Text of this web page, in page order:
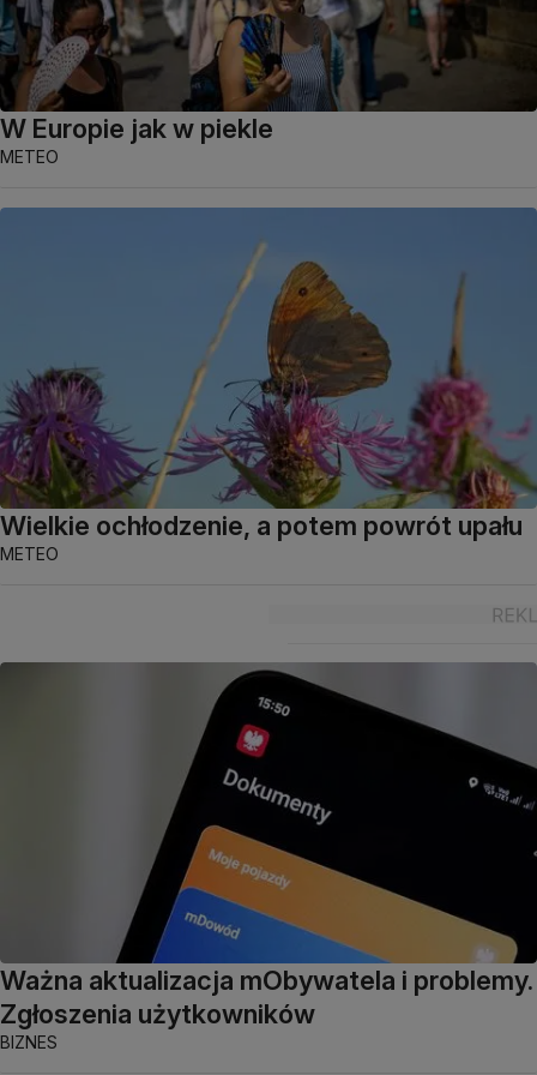
W Europie jak w piekle
METEO
Wielkie ochłodzenie, a potem powrót upału
METEO
Ważna aktualizacja mObywatela i problemy.
Zgłoszenia użytkowników
BIZNES